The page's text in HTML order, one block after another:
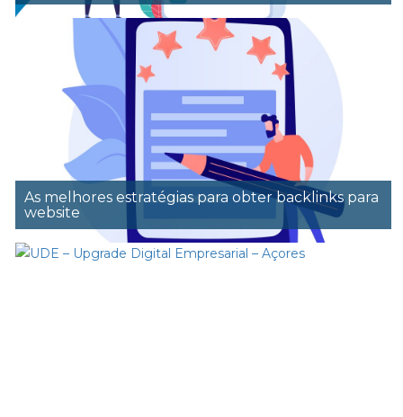
As melhores estratégias para obter backlinks para
website